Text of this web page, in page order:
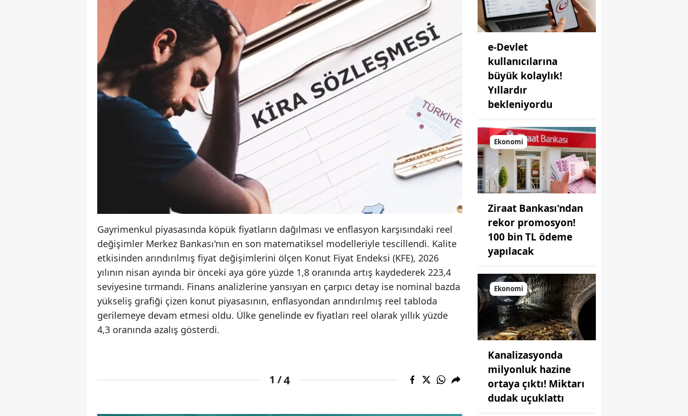
Çanakkale
Çankırı
Çorum
Diyarbakır
Edirne
Erzincan
Gaziantep
Giresun
Gümüşhane
Hakkari
Hatay
İstanbul
Gayrimenkul piyasasında köpük fiyatların dağılması ve enflasyon karşısındaki reel
değişimler Merkez Bankası'nın en son matematiksel modelleriyle tescillendi. Kalite
etkisinden arındırılmış fiyat değişimlerini ölçen Konut Fiyat Endeksi (KFE), 2026
yılının nisan ayında bir önceki aya göre yüzde 1,8 oranında artış kaydederek 223,4
seviyesine tırmandı. Finans analizlerine yansıyan en çarpıcı detay ise nominal bazda
yükseliş grafiği çizen konut piyasasının, enflasyondan arındırılmış reel tabloda
gerilemeye devam etmesi oldu. Ülke genelinde ev fiyatları reel olarak yıllık yüzde
4,3 oranında azalış gösterdi.
1 /4
e-Devlet
kullanıcılarına
büyük kolaylık!
Yıllardır
bekleniyordu
Ekonomi
Ziraat Bankası'ndan
rekor promosyon!
100 bin TL ödeme
yapılacak
Ekonomi
Kanalizasyonda
milyonluk hazine
ortaya çıktı! Miktarı
dudak uçuklattı